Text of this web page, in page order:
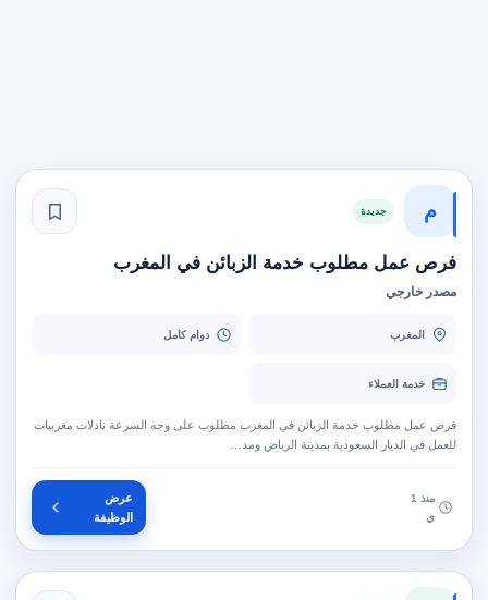
م جديدة
فرص عمل مطلوب خدمة الزبائن في المغرب
مصدر خارجي
المغرب دوام كامل
خدمة العملاء
فرص عمل مطلوب خدمة الزبائن في المغرب مطلوب على وجه السرعة نادلات مغربيات
للعمل في الديار السعودية بمدينة الرياض ومد…
منذ 1
ي
عرض
الوظيفة